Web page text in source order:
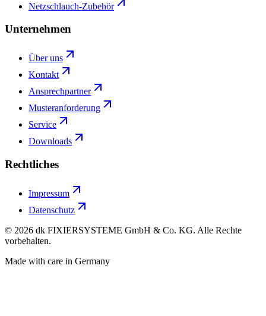
Netzschlauch-Zubehör
Unternehmen
Über uns
Kontakt
Ansprechpartner
Musteranforderung
Service
Downloads
Rechtliches
Impressum
Datenschutz
© 2026 dk FIXIERSYSTEME GmbH & Co. KG. Alle Rechte
vorbehalten.
Made with care in Germany